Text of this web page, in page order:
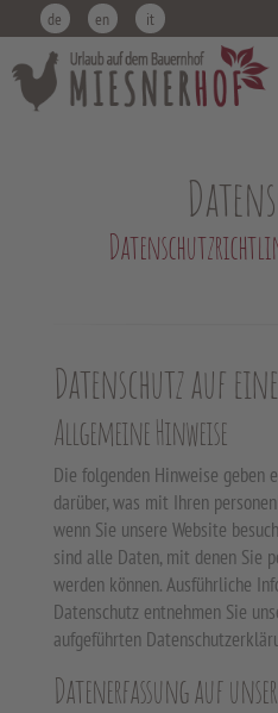
de en it
Datenschutz auf
Allgemeine Hinweise
Die folgenden Hinweise geben
darüber, was mit Ihren
wenn Sie unsere Website
sind alle Daten, mit denen Sie
werden können. Ausführliche
Datenschutz entnehmen Sie
aufgeführten
Datenerfassung auf